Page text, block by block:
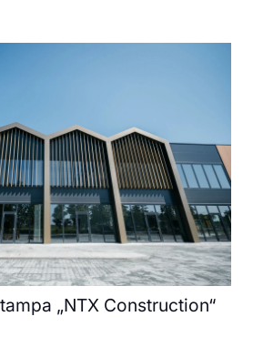
„NTX Construction“